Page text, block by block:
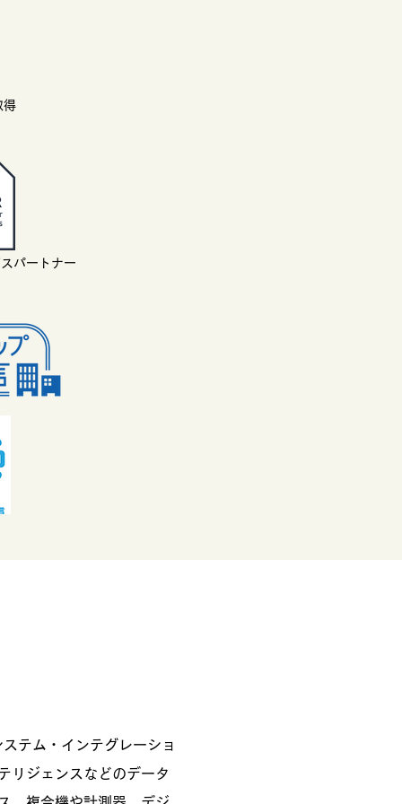
得
パートナー
テム・インテグレーショ
リジェンスなどのデータ